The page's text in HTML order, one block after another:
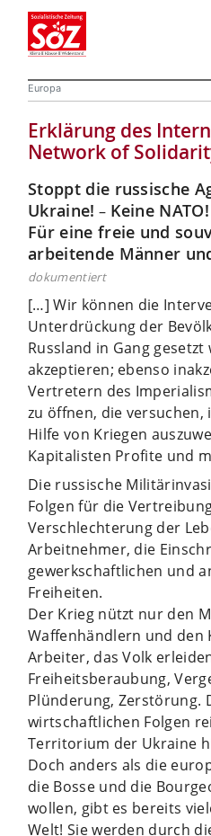
Europa
Erklärung des
Network of
Stoppt die russische
Ukraine! – Keine NATO!
Für eine freie und
arbeitende Männer
dokumentiert
[…] Wir können die
Unterdrückung der
Russland in Gang
akzeptieren; ebenso
Vertretern des
zu öffnen, die
Hilfe von Kriegen
Kapitalisten Profite und
Die russische
Folgen für die
Verschlechterung der
Arbeitnehmer, die
gewerkschaftlichen und
Freiheiten.
Der Krieg nützt nur den
Waffenhändlern und den
Arbeiter, das Volk
Freiheitsberaubung,
Plünderung, Zerstörung.
wirtschaftlichen Folgen
Territorium der Ukraine
Doch anders als die
die Bosse und die
wollen, gibt es bereits
Welt! Sie werden durch